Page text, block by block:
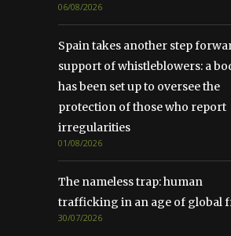
06/08/2026
Spain takes another step
support of whistleblowers: a
has been set up to oversee the
protection of those who report
irregularities
01/08/2026
The nameless trap: human
trafficking in an age of global
30/07/2026